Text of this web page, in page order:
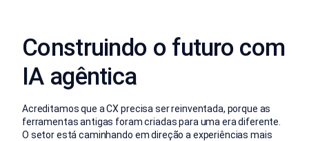
Construindo o futuro com
IA agêntica
Acreditamos que a CX precisa ser reinventada, porque as
ferramentas antigas foram criadas para uma era diferente.
O setor está caminhando em direção a experiências mais